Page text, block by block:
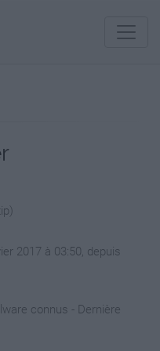
2017 à 03:50, depuis
connus - Dernière